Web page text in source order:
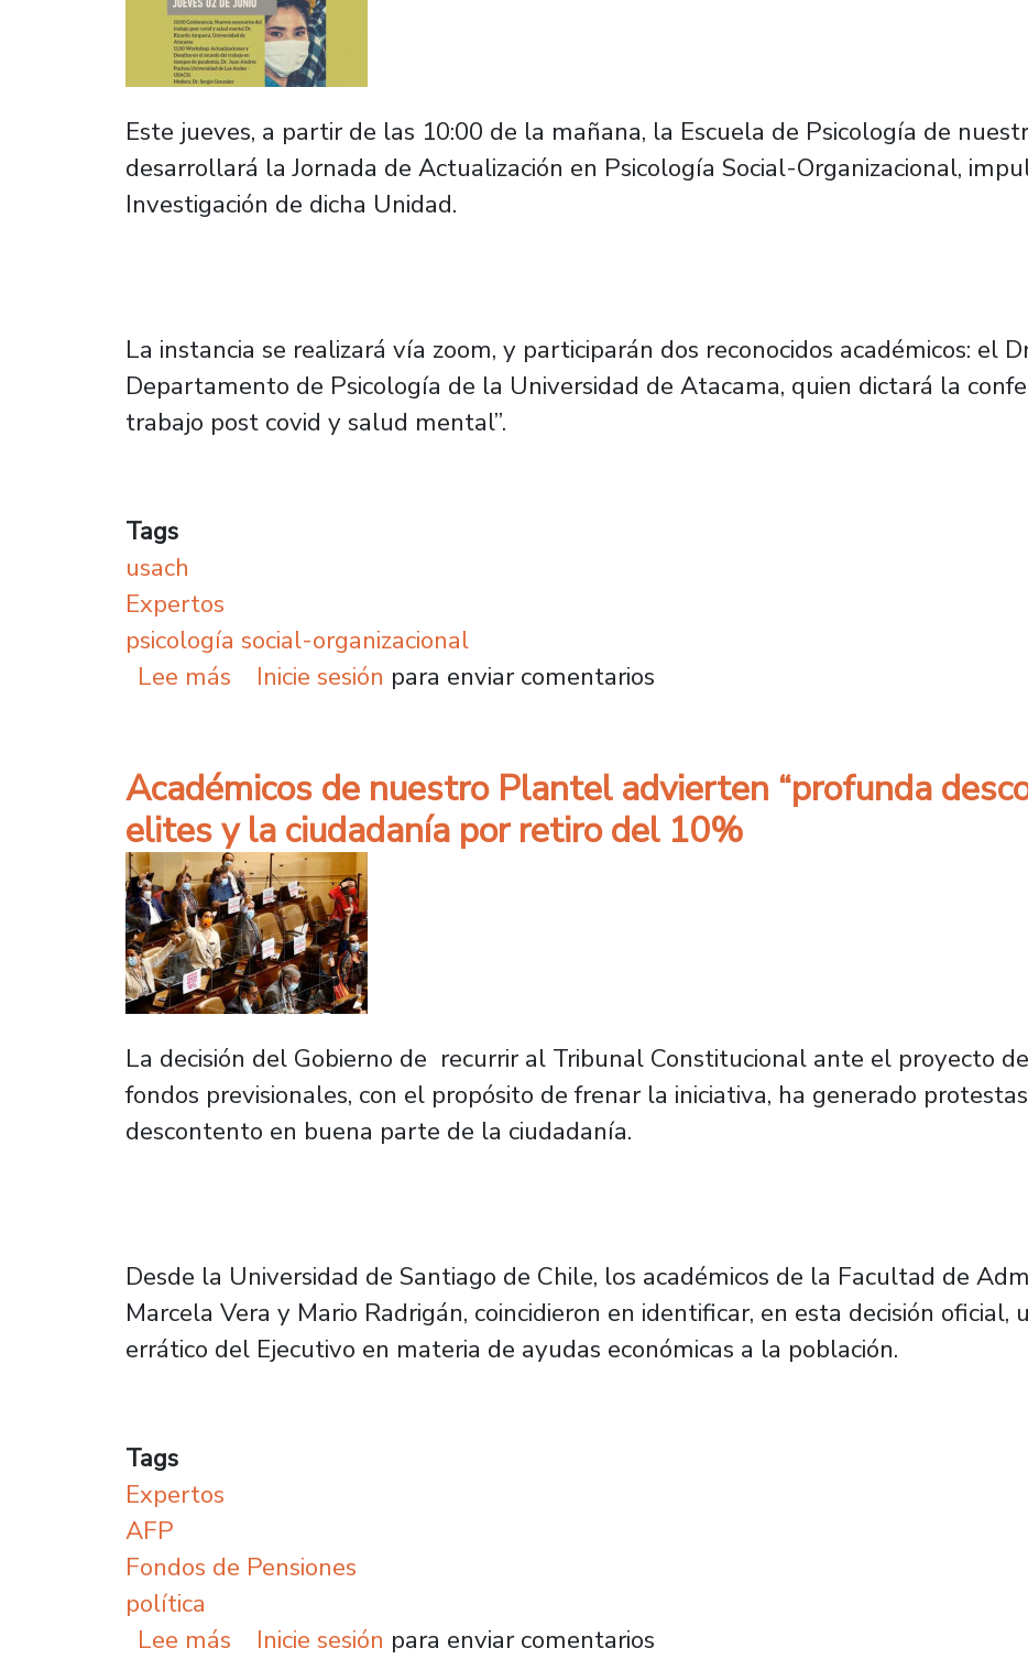
Este jueves, a partir de las 10:00 de la mañana, la Escuela de Psicología de
desarrollará la Jornada de Actualización en Psicología Social-Organizacional,
Investigación de dicha Unidad.
La instancia se realizará vía zoom, y participarán dos reconocidos académicos: el
Departamento de Psicología de la Universidad de Atacama, quien dictará la
trabajo post covid y salud mental”.
Tags
usach
Expertos
psicología social-organizacional
Lee más sobre Plantel reúne a dos destacados expertos en torno a la psicología
Inicie sesión para enviar comentarios
Académicos de nuestro Plantel advierten “profunda
elites y la ciudadanía por retiro del 10%
La decisión del Gobierno de recurrir al Tribunal Constitucional ante el proyecto
fondos previsionales, con el propósito de frenar la iniciativa, ha generado
descontento en buena parte de la ciudadanía.
Desde la Universidad de Santiago de Chile, los académicos de la Facultad de
Marcela Vera y Mario Radrigán, coincidieron en identificar, en esta decisión
errático del Ejecutivo en materia de ayudas económicas a la población.
Tags
Expertos
AFP
Fondos de Pensiones
política
Lee más sobre Académicos de nuestro Plantel advierten “profunda
Inicie sesión para enviar comentarios